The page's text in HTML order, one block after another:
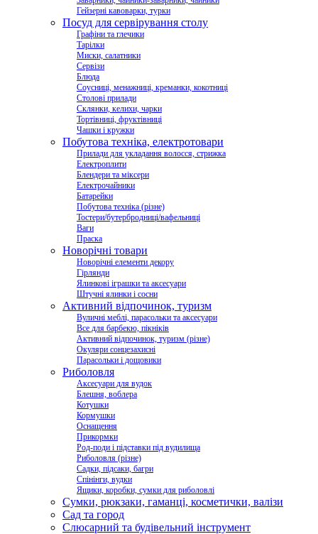
Гейзерні кавоварки, турки
Посуд для сервірування столу
Графіни та глечики
Тарілки
Миски, салатники
Сервізи
Блюда
Соусниці, менажниці, креманки, кокотниці
Столові прилади
Склянки, келихи, чарки
Тортівниці, фруктівниці
Чашки і кружки
Побутова техніка, електротовари
Прилади для укладання волосся, стрижка
Електроплити
Блендери та міксери
Електрочайники
Батарейки
Побутова техніка (різне)
Тостери/бутербродниці/вафельниці
Ваги
Праска
Новорічні товари
Новорічні елементи декору
Гірлянди
Ялинкові іграшки та аксесуари
Штучні ялинки і сосни
Активний відпочинок, туризм
Вуличні меблі, парасольки та аксесуари
Все для барбекю, пікніків
Активний відпочинок, туризм (різне)
Окуляри сонцезахисні
Парасольки і дощовики
Риболовля
Аксесуари для вудок
Блешня, воблера
Котушки
Кормушки
Оснащення
Прикормки
Род-поди і підставки під вудилища
Риболовля (різне)
Садки, підсаки, багри
Спінінги, вудки
Ящики, коробки, сумки для риболовлі
Сумки, рюкзаки, гаманці, косметички, валізи
Сад та город
Слюсарний та будівельний інструмент